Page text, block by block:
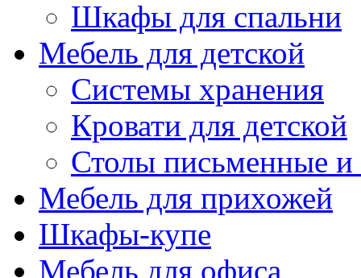
Шкафы для спальни
Мебель для детской
Системы хранения
Кровати для детской
Столы письменные
Мебель для прихожей
Шкафы-купе
Мебель для офиса